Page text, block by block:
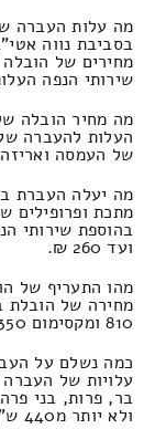
מה עלות העברה
בסביבת נווה
מחירים של
שירותי הנפה העלות הוא 530 וזה
מה מחיר הובלה
העלות להעברה
של העמסה ואריזה
מה יעלה העברת
מתכת ופרופילים
ועד 260 ₪.
מהו התעריף של
מחירה של הובלת
810 ומקסימום 350 שקל חדש.
כמה נשלם על
עלויות של העברה
ולא יותר מ440 ש"ח.